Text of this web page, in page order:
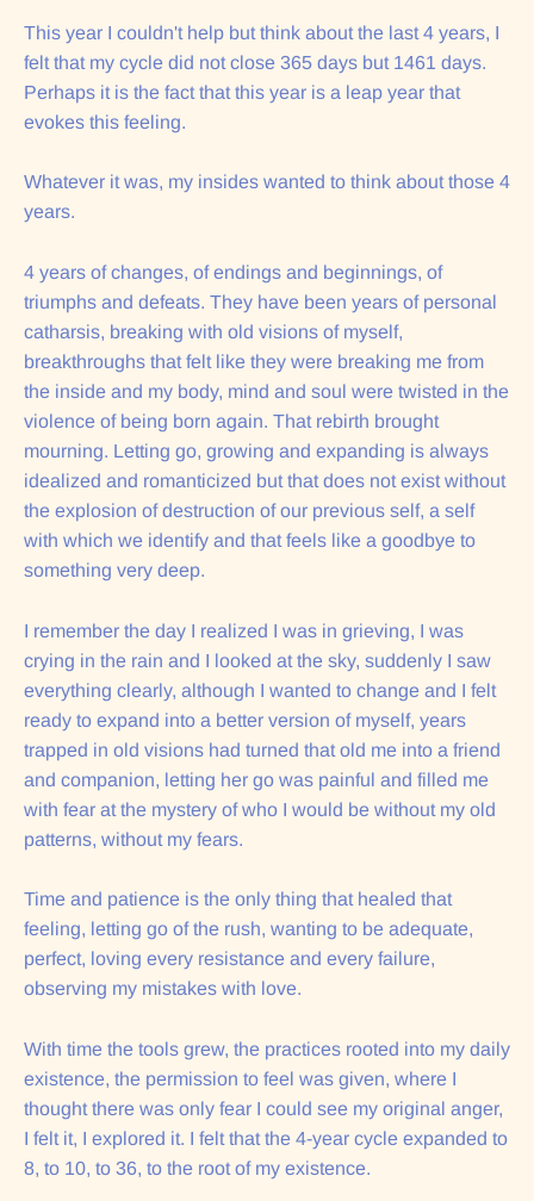
This year I couldn't help but think about the last 4 years, I
felt that my cycle did not close 365 days but 1461 days.
Perhaps it is the fact that this year is a leap year that
evokes this feeling.
Whatever it was, my insides wanted to think about those 4
years.
4 years of changes, of endings and beginnings, of
triumphs and defeats. They have been years of personal
catharsis, breaking with old visions of myself,
breakthroughs that felt like they were breaking me from
the inside and my body, mind and soul were twisted in the
violence of being born again. That rebirth brought
mourning. Letting go, growing and expanding is always
idealized and romanticized but that does not exist without
the explosion of destruction of our previous self, a self
with which we identify and that feels like a goodbye to
something very deep.
I remember the day I realized I was in grieving, I was
crying in the rain and I looked at the sky, suddenly I saw
everything clearly, although I wanted to change and I felt
ready to expand into a better version of myself, years
trapped in old visions had turned that old me into a friend
and companion, letting her go was painful and filled me
with fear at the mystery of who I would be without my old
patterns, without my fears.
Time and patience is the only thing that healed that
feeling, letting go of the rush, wanting to be adequate,
perfect, loving every resistance and every failure,
observing my mistakes with love.
With time the tools grew, the practices rooted into my daily
existence, the permission to feel was given, where I
thought there was only fear I could see my original anger,
I felt it, I explored it. I felt that the 4-year cycle expanded to
8, to 10, to 36, to the root of my existence.